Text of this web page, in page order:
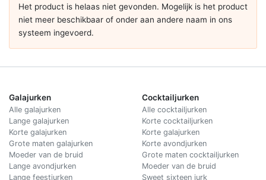
Het product is helaas niet gevonden. Mogelijk is het product
niet meer beschikbaar of onder aan andere naam in ons
systeem ingevoerd.
Galajurken
Alle galajurken
Lange galajurken
Korte galajurken
Grote maten galajurken
Moeder van de bruid
Lange avondjurken
Lange feestjurken
Cocktailjurken
Alle cocktailjurken
Korte cocktailjurken
Korte galajurken
Korte avondjurken
Grote maten cocktailjurken
Moeder van de bruid
Sweet sixteen jurk